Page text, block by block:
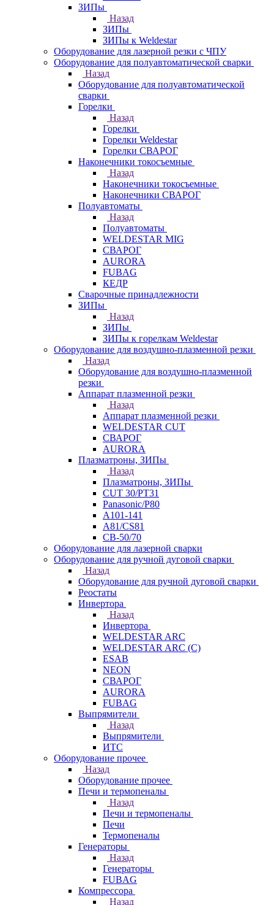
ЗИПы
Назад
ЗИПы
ЗИПы к Weldestar
Оборудование для лазерной резки с ЧПУ
Оборудование для полуавтоматической сварки
Назад
Оборудование для полуавтоматической
сварки
Горелки
Назад
Горелки
Горелки Weldestar
Горелки СВАРОГ
Наконечники токосъемные
Назад
Наконечники токосъемные
Наконечники СВАРОГ
Полуавтоматы
Назад
Полуавтоматы
WELDESTAR MIG
СВАРОГ
AURORA
FUBAG
КЕДР
Сварочные принадлежности
ЗИПы
Назад
ЗИПы
ЗИПы к горелкам Weldestar
Оборудование для воздушно-плазменной резки
Назад
Оборудование для воздушно-плазменной
резки
Аппарат плазменной резки
Назад
Аппарат плазменной резки
WELDESTAR CUT
СВАРОГ
AURORA
Плазматроны, ЗИПы
Назад
Плазматроны, ЗИПы
CUT 30/PT31
Panasonic/P80
А101-141
А81/CS81
СВ-50/70
Оборудование для лазерной сварки
Оборудование для ручной дуговой сварки
Назад
Оборудование для ручной дуговой сварки
Реостаты
Инвертора
Назад
Инвертора
WELDESTAR ARC
WELDESTAR ARC (С)
ESAB
NEON
СВАРОГ
AURORA
FUBAG
Выпрямители
Назад
Выпрямители
ИТС
Оборудование прочее
Назад
Оборудование прочее
Печи и термопеналы
Назад
Печи и термопеналы
Печи
Термопеналы
Генераторы
Назад
Генераторы
FUBAG
Компрессора
Назад